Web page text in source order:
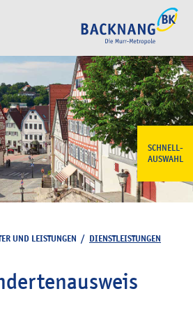
SCHNELL-
AUSWAHL
UND LEISTUNGEN / DIENSTLEISTUNGEN